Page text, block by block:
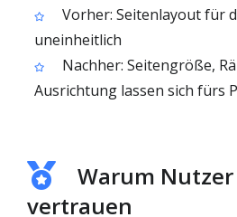
Vorher: Seitenlayout für
uneinheitlich
Nachher: Seitengröße,
Ausrichtung lassen sich fürs
Warum Nutzer
vertrauen